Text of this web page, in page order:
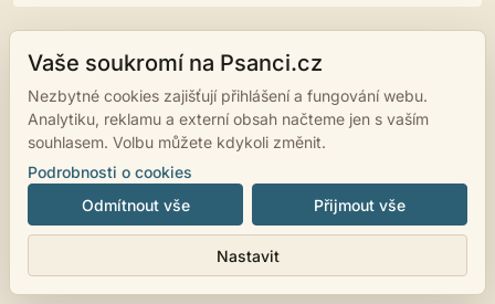
© 2007 - 2026 psanci.cz Nastavení cookies •
byLUKiO
Vaše soukromí na Psanci.cz
Nezbytné cookies zajišťují přihlášení a fungování webu.
Analytiku, reklamu a externí obsah načteme jen s vaším
souhlasem. Volbu můžete kdykoli změnit.
Podrobnosti o cookies
Odmítnout vše
Nastavit
Přijmout vše